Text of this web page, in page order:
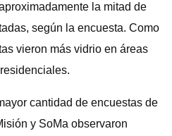
la mitad de
según la encuesta. Como
vieron más vidrio en áreas
cantidad de encuestas de
y SoMa observaron